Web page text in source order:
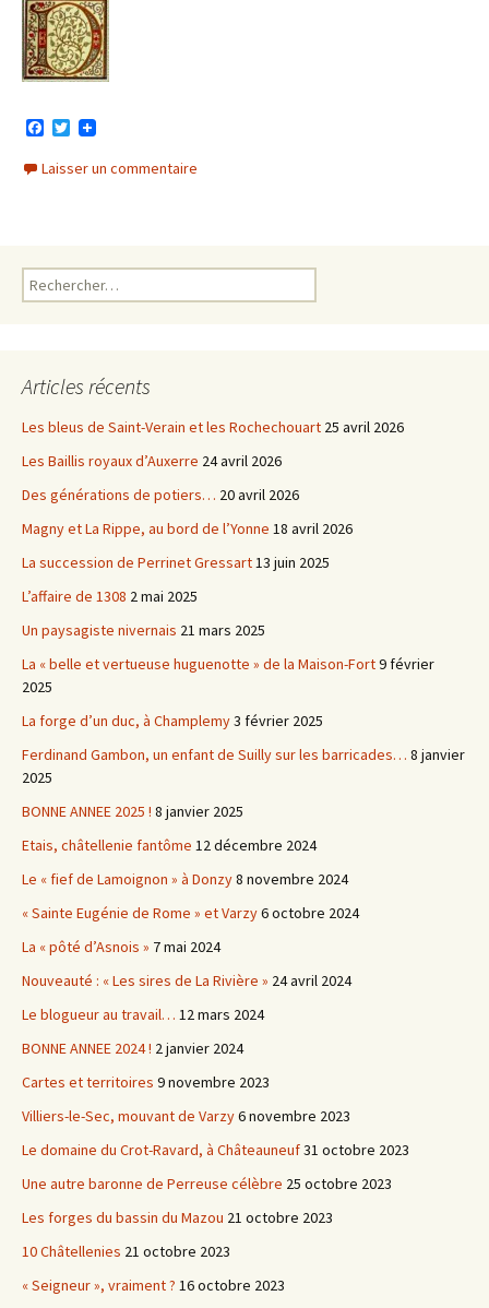
c
e
T
i
t
Laisser un commentaire
Rechercher :
Articles récents
Les bleus de Saint-Verain et les Rochechouart 25 avril 2026
Les Baillis royaux d’Auxerre 24 avril 2026
Des générations de potiers… 20 avril 2026
Magny et La Rippe, au bord de l’Yonne 18 avril 2026
La succession de Perrinet Gressart13 juin 2025
L’affaire de 1308 2 mai 2025
Un paysagiste nivernais 21 mars 2025
La « belle et vertueuse huguenotte » de la Maison-Fort9 février
2025
La forge d’un duc, à Champlemy3 février 2025
Ferdinand Gambon, un enfant de Suilly sur les barricades… 8 janvier
2025
BONNE ANNEE 2025 ! 8 janvier 2025
Etais, châtellenie fantôme 12 décembre 2024
Le « fief de Lamoignon » à Donzy8 novembre 2024
« Sainte Eugénie de Rome » et Varzy6 octobre 2024
La « pôté d’Asnois » 7 mai 2024
Nouveauté : « Les sires de La Rivière » 24 avril 2024
Le blogueur au travail… 12 mars 2024
BONNE ANNEE 2024 ! 2 janvier 2024
Cartes et territoires 9 novembre 2023
Villiers-le-Sec, mouvant de Varzy6 novembre 2023
Le domaine du Crot-Ravard, à Châteauneuf31 octobre 2023
Une autre baronne de Perreuse célèbre 25 octobre 2023
Les forges du bassin du Mazou 21 octobre 2023
10 Châtellenies 21 octobre 2023
« Seigneur », vraiment ? 16 octobre 2023